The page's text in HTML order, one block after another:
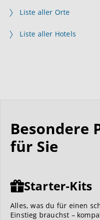
Liste aller Orte
Liste aller Hotels
Besondere
für Sie
Starter-Kits
Alles, was du für einen
Einstieg brauchst –